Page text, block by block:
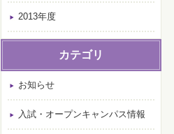
2013年度
カテゴリ
お知らせ
入試・オープンキャンパス情報